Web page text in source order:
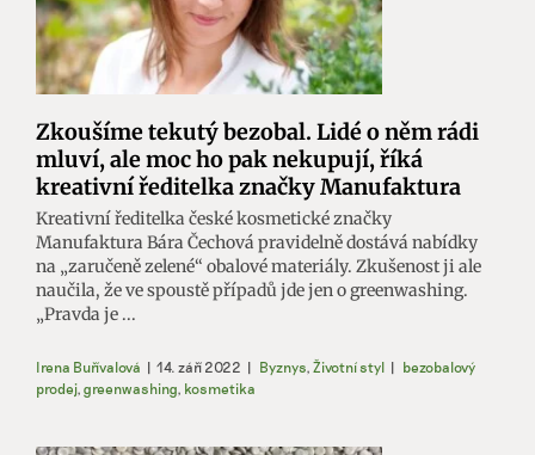
Zkoušíme tekutý bezobal. Lidé o něm rádi
mluví, ale moc ho pak nekupují, říká
kreativní ředitelka značky Manufaktura
Kreativní ředitelka české kosmetické značky
Manufaktura Bára Čechová pravidelně dostává nabídky
na „zaručeně zelené“ obalové materiály. Zkušenost ji ale
naučila, že ve spoustě případů jde jen o greenwashing.
„Pravda je ...
Irena Buřívalová | 14. září 2022 | Byznys, Životní styl | bezobalový
prodej, greenwashing, kosmetika